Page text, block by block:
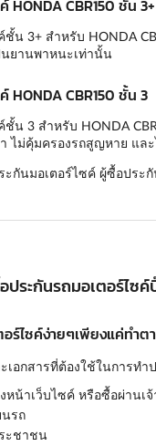
HONDA CBR150 ชั้น 3+
ชั้น 3+ สำหรับ HONDA
ยานพาหนะเท่านั้น
HONDA CBR150 ชั้น 3
ชั้น 3 สำหรับ HONDA
ไม่คุ้มครองรถสูญหาย แล
กันมอเตอร์ไซค์ ผู้ซื้อประ
ประกันรถมอเตอร์ไซค์
อร์ไซค์ง่ายๆเพียงแค่ทำ
อกสารที่ต้องใช้ในการท
หน้าเว็บไซค์ หรือซื้อผ่านเ
นรถ
ะชาชน